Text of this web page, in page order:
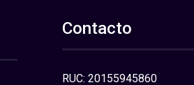
Contacto
RUC: 20155945860